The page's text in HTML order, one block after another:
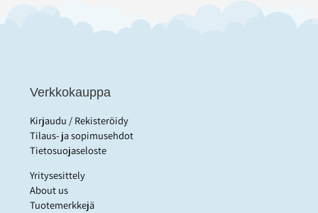
Verkkokauppa
Kirjaudu / Rekisteröidy
Tilaus- ja sopimusehdot
Tietosuojaseloste
Yritysesittely
About us
Tuotemerkkejä